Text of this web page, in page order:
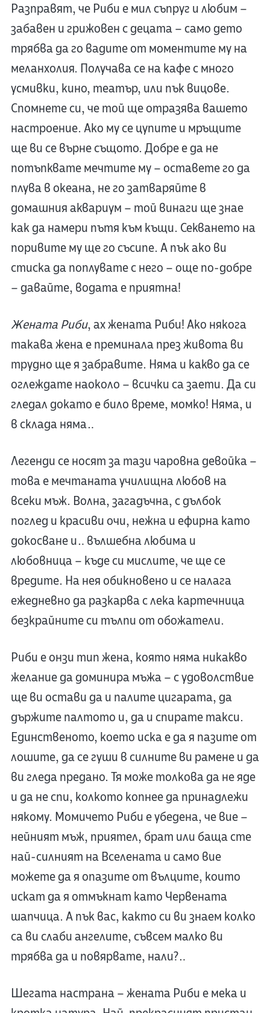
Разправят, че Риби е мил съпруг и любим –
забавен и грижовен с децата – само дето
трябва да го вадите от моментите му на
меланхолия. Получава се на кафе с много
усмивки, кино, театър, или пък вицове.
Спомнете си, че той ще отразява вашето
настроение. Ако му се цупите и мръщите
ще ви се върне същото. Добре е да не
потъпквате мечтите му – оставете го да
плува в океана, не го затваряйте в
домашния аквариум – той винаги ще знае
как да намери пътя към къщи. Секването на
поривите му ще го съсипе. А пък ако ви
стиска да поплувате с него – още по-добре
– давайте, водата е приятна!
Жената Риби, ах жената Риби! Ако някога
такава жена е преминала през живота ви
трудно ще я забравите. Няма и какво да се
оглеждате наоколо – всички са заети. Да си
гледал докато е било време, момко! Няма, и
в склада няма…
Легенди се носят за тази чаровна девойка –
това е мечтаната училищна любов на
всеки мъж. Волна, загадъчна, с дълбок
поглед и красиви очи, нежна и ефирна като
докосване и… вълшебна любима и
любовница – къде си мислите, че ще се
вредите. На нея обикновено и се налага
ежедневно да разкарва с лека картечница
безкрайните си тълпи от обожатели.
Риби е онзи тип жена, която няма никакво
желание да доминира мъжа – с удоволствие
ще ви остави да и палите цигарата, да
държите палтото и, да и спирате такси.
Единственото, което иска е да я пазите от
лошите, да се гуши в силните ви рамене и да
ви гледа предано. Тя може толкова да не яде
и да не спи, колкото копнее да принадлежи
някому. Момичето Риби е убедена, че вие –
нейният мъж, приятел, брат или баща сте
най-силният на Вселената и само вие
можете да я опазите от вълците, които
искат да я отмъкнат като Червената
шапчица. А пък вас, както си ви знаем колко
са ви слаби ангелите, съвсем малко ви
трябва да и повярвате, нали?…
Шегата настрана – жената Риби е мека и